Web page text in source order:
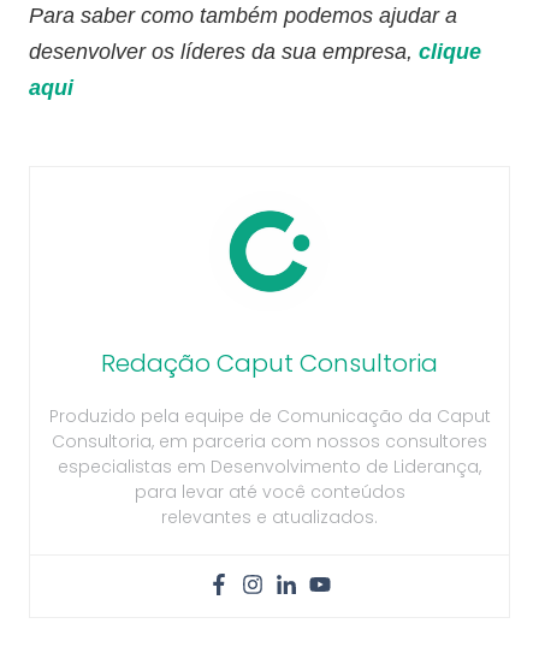
Para saber como também podemos ajudar a
desenvolver os líderes da sua empresa, clique
aqui
Redação Caput Consultoria
Produzido pela equipe de Comunicação da Caput
Consultoria, em parceria com nossos consultores
especialistas em Desenvolvimento de Liderança,
para levar até você conteúdos
relevantes e atualizados.